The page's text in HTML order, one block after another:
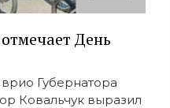
День
Губернатора
Ковальчук выразил